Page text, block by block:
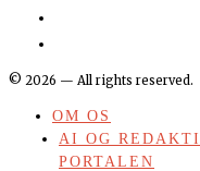
© 2026 — All rights reserved.
OM OS
AI OG
PORTALEN